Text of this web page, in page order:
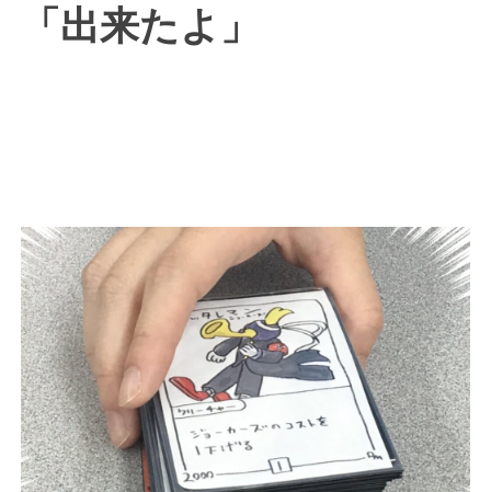
「出来たよ」